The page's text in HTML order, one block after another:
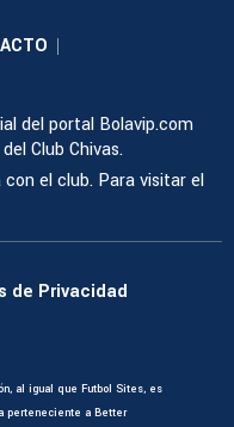
|
del portal Bolavip.com
Club Chivas.
el club. Para visitar el
de Privacidad
al igual que Futbol Sites, es
perteneciente a Better